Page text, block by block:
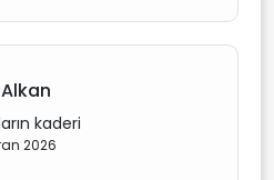
kaderi
2026